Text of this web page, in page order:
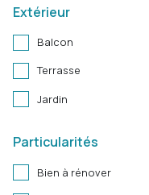
Extérieur
Balcon
Terrasse
Jardin
Particularités
Bien à rénover